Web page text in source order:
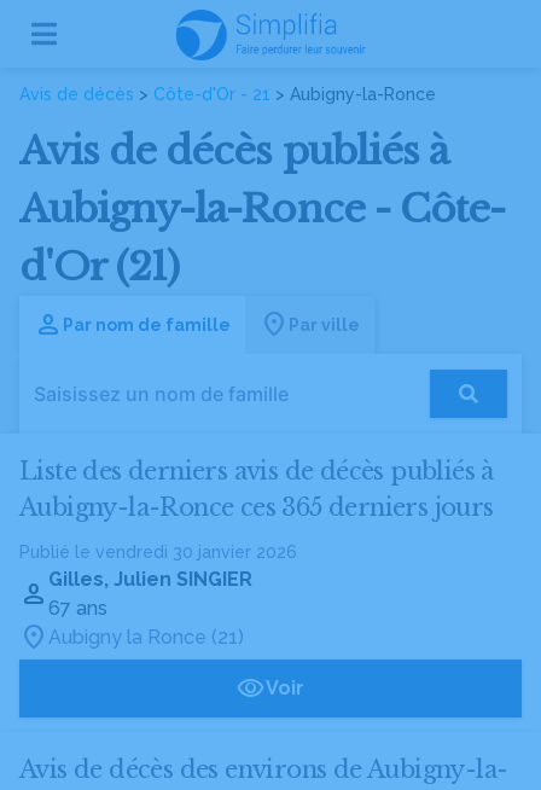
Avis de décès > Côte-d'Or - 21 > Aubigny-la-Ronce
Avis de décès publiés à
Aubigny-la-Ronce - Côte-
d'Or (21)
Par nom de famille Par ville
Liste des derniers avis de décès publiés à
Aubigny-la-Ronce ces 365 derniers jours
Publié le vendredi 30 janvier 2026
Gilles, Julien SINGIER
67 ans
Aubigny la Ronce (21)
Voir
Avis de décès des environs de Aubigny-la-